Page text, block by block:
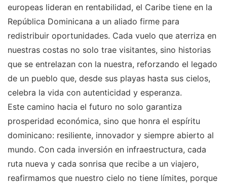
europeas lideran en rentabilidad, el Caribe tiene en la
República Dominicana a un aliado firme para
redistribuir oportunidades. Cada vuelo que aterriza en
nuestras costas no solo trae visitantes, sino historias
que se entrelazan con la nuestra, reforzando el legado
de un pueblo que, desde sus playas hasta sus cielos,
celebra la vida con autenticidad y esperanza.
Este camino hacia el futuro no solo garantiza
prosperidad económica, sino que honra el espíritu
dominicano: resiliente, innovador y siempre abierto al
mundo. Con cada inversión en infraestructura, cada
ruta nueva y cada sonrisa que recibe a un viajero,
reafirmamos que nuestro cielo no tiene límites, porque